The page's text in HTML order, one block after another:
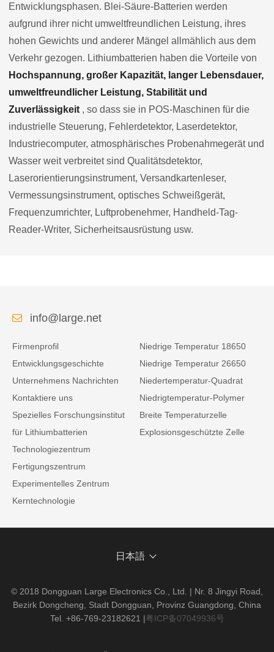
Entwicklungsphasen. Blei-Säure-Batterien werden
aufgrund ihrer nicht umweltfreundlichen Leistung, ihres
hohen Gewichts und anderer Mängel allmählich aus dem
Verkehr gezogen. Lithiumbatterien haben die Vorteile von
Hochspannung, großer Kapazität, langer Lebensdauer,
umweltfreundlicher Leistung, Stabilität und
Zuverlässigkeit , so dass sie in POS-Maschinen für die
industrielle Steuerung, Fehlerdetektor, Laserdetektor,
Industriecomputer, atmosphärisches Probenahmegerät und
Wasser weit verbreitet sind Qualitätsdetektor,
Laserorientierungsinstrument, Versandkartenleser,
Vermessungsinstrument, optisches Schweißgerät,
Frequenzumrichter, Luftprobenehmer, Handheld-Tag-
Reader-Writer, Sicherheitsausrüstung usw.
info@large.net
Firmenprofil
Entwicklungsgeschichte
Unternehmens Nachrichten
Kontaktiere uns
Spezielles Forschungsinstitut
für Lithiumbatterien
Technologiezentrum
Fertigungszentrum
Experimentelles Zentrum
Kerntechnologie
Niedrige Temperatur 18650
Niedrige Temperatur 26650
Niedertemperatur-Quadrat
Niedrigtemperatur-Polymer
Breite Temperaturzelle
Explosionsgeschützte Zelle
日本語
© 2018 Dongguan Large Electronics Co., Ltd. | Nr. 8 Jingyi Road,
Bezirk Dongcheng, Stadt Dongguan, Provinz Guangdong, China
Tel. +86-769-23182621 |粤ICP备07049936号